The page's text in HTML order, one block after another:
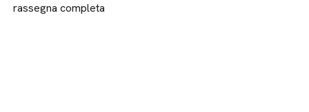
rassegna completa